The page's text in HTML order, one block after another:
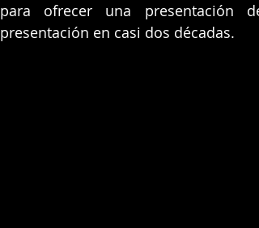
para ofrecer una presentación
presentación en casi dos décadas.